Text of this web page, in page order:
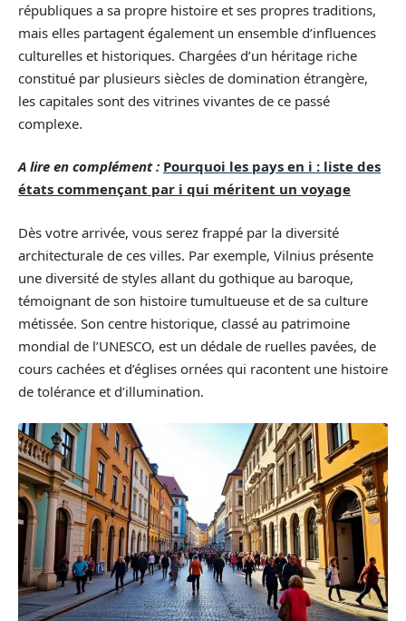
républiques a sa propre histoire et ses propres traditions,
mais elles partagent également un ensemble d’influences
culturelles et historiques. Chargées d’un héritage riche
constitué par plusieurs siècles de domination étrangère,
les capitales sont des vitrines vivantes de ce passé
complexe.
A lire en complément : Pourquoi les pays en i : liste des
états commençant par i qui méritent un voyage
Dès votre arrivée, vous serez frappé par la diversité
architecturale de ces villes. Par exemple, Vilnius présente
une diversité de styles allant du gothique au baroque,
témoignant de son histoire tumultueuse et de sa culture
métissée. Son centre historique, classé au patrimoine
mondial de l’UNESCO, est un dédale de ruelles pavées, de
cours cachées et d’églises ornées qui racontent une histoire
de tolérance et d’illumination.